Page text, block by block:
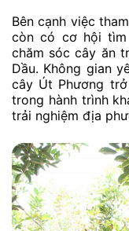
Bên cạnh việc
còn có cơ hội
chăm sóc cây ăn
Dầu. Không gian
cây Út Phương
trong hành trình
trải nghiệm địa